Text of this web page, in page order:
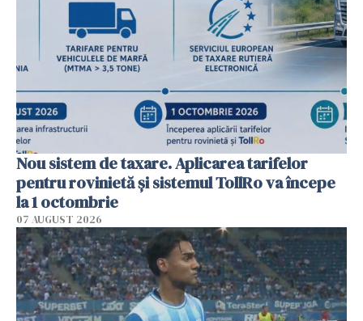
Nou sistem de taxare. Aplicarea tarifelor
pentru rovinietă şi sistemul TollRo va începe
la 1 octombrie
07 AUGUST 2026